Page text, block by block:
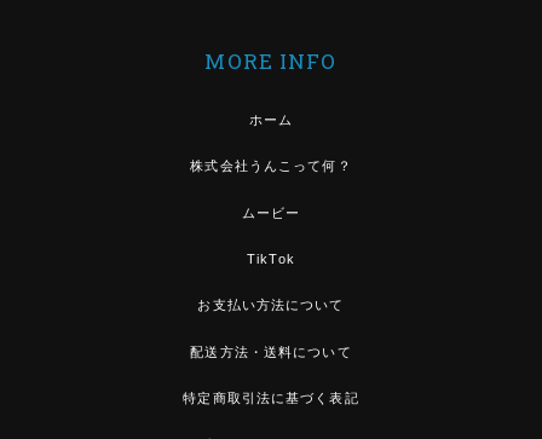
MORE INFO
ホーム
株式会社うんこって何？
ムービー
TikTok
お支払い方法について
配送方法・送料について
特定商取引法に基づく表記